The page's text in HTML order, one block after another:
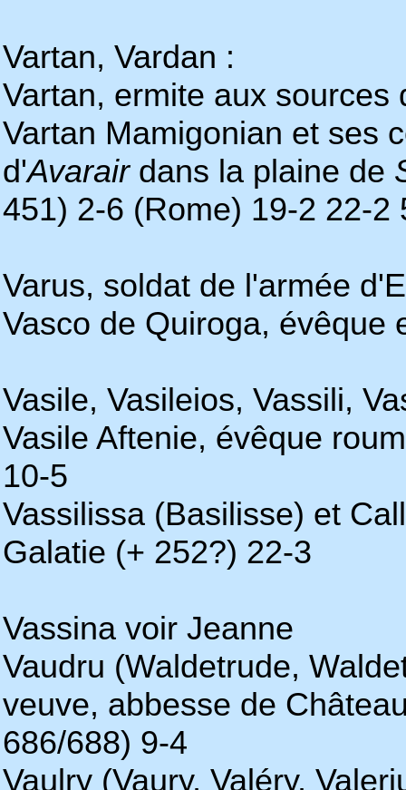
Vartan, Vardan :
Vartan, ermite aux
Vartan Mamigonian et ses
d'Avarairdans la plaine de
451) 2-6 (Rome) 19-2 22-2
Varus, soldat de l'armée
Vasco de Quiroga, évêque
Vasile, Vasileios, Vassili,
Vasile Aftenie, évêque
10-5
Vassilissa (Basilisse) et
Galatie (+ 252?) 22-3
Vassina voir Jeanne
Vaudru (Waldetrude,
veuve, abbesse de
686/688) 9-4
Vaulry (Vaury, Valéry,